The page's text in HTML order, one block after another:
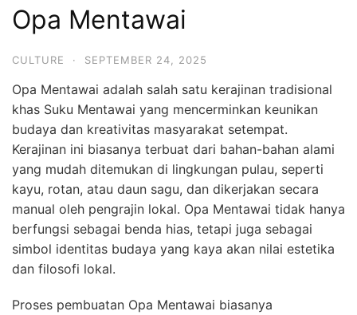
Opa Mentawai
CULTURE · SEPTEMBER 24, 2025
Opa Mentawai adalah salah satu kerajinan tradisional
khas Suku Mentawai yang mencerminkan keunikan
budaya dan kreativitas masyarakat setempat.
Kerajinan ini biasanya terbuat dari bahan-bahan alami
yang mudah ditemukan di lingkungan pulau, seperti
kayu, rotan, atau daun sagu, dan dikerjakan secara
manual oleh pengrajin lokal. Opa Mentawai tidak hanya
berfungsi sebagai benda hias, tetapi juga sebagai
simbol identitas budaya yang kaya akan nilai estetika
dan filosofi lokal.
Proses pembuatan Opa Mentawai biasanya